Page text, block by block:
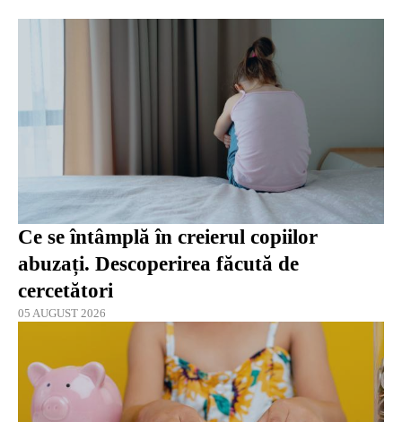
Ce se întâmplă în creierul copiilor
abuzați. Descoperirea făcută de
cercetători
05 AUGUST 2026